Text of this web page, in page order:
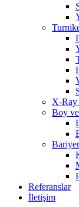
X-Ray
Boy
Referanslar
İletişim